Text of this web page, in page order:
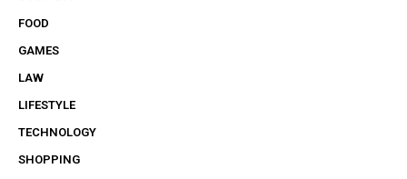
FOOD
GAMES
LAW
LIFESTYLE
TECHNOLOGY
SHOPPING